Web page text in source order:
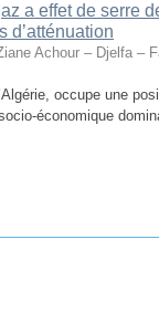
a effet de serre
d’atténuation
Achour – Djelfa –
occupe une
économique